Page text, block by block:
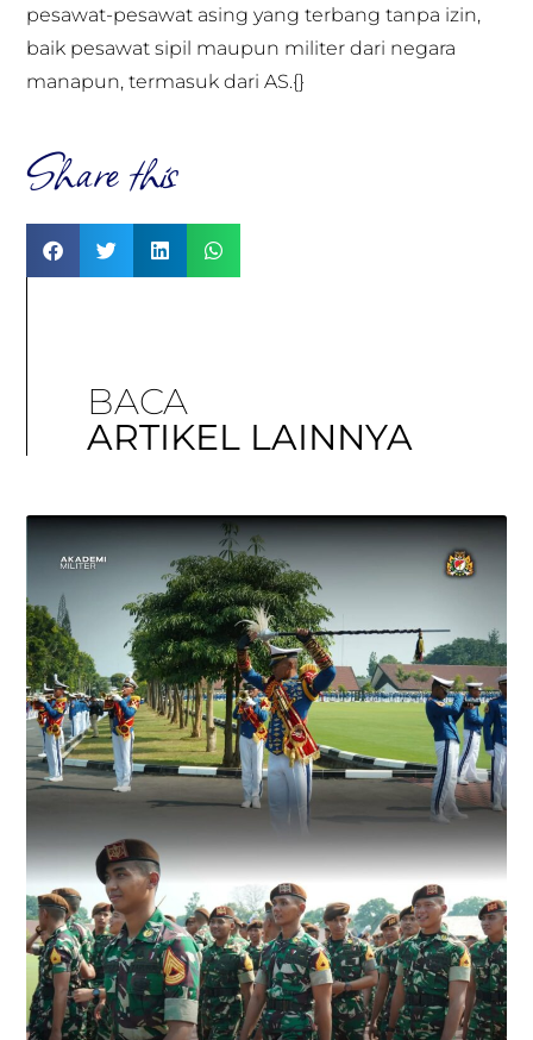
pesawat-pesawat asing yang terbang tanpa izin,
baik pesawat sipil maupun militer dari negara
manapun, termasuk dari AS.{}
Share this
BACA
ARTIKEL LAINNYA